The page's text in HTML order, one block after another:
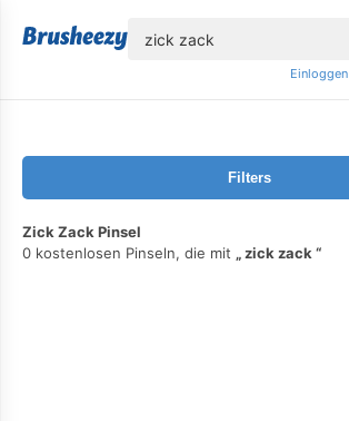
Einloggen
Filters
Zick Zack Pinsel
0 kostenlosen Pinseln, die mit
zick zack